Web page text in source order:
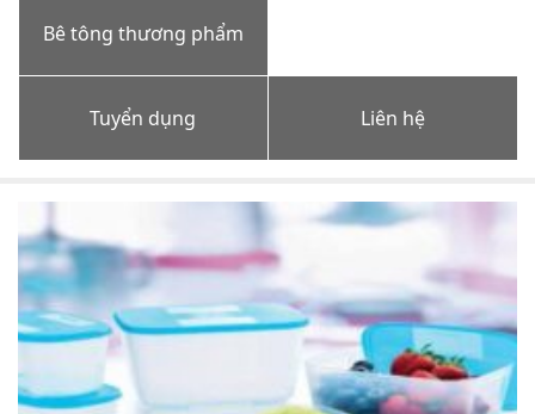
Bê tông thương phẩm
Tuyển dụng Liên hệ